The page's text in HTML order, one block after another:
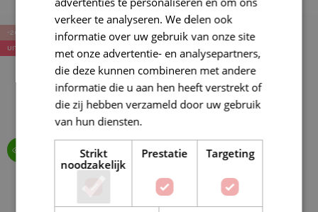
-20%
UITVERKOCHT
Nachtblauw
-20%
Katia Merino Baby 005
Marine blauw
verkeer te analyseren. We delen ook
informatie over uw gebruik van onze site
met onze advertentie- en analysepartners,
die deze kunnen combineren met andere
informatie die u aan hen heeft verstrekt of
die zij hebben verzameld door uw gebruik
van hun diensten.
Strikt
noodzakelijk
Prestatie Targeting